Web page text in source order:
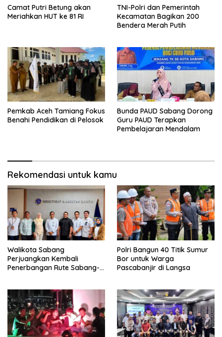
Camat Putri Betung akan
Meriahkan HUT ke 81 RI
TNI-Polri dan Pemerintah
Kecamatan Bagikan 200
Bendera Merah Putih
Pemkab Aceh Tamiang Fokus
Benahi Pendidikan di Pelosok
Bunda PAUD Sabang Dorong
Guru PAUD Terapkan
Pembelajaran Mendalam
Rekomendasi untuk kamu
Walikota Sabang
Perjuangkan Kembali
Penerbangan Rute Sabang-
Polri Bangun 40 Titik Sumur
Bor untuk Warga
Pascabanjir di Langsa